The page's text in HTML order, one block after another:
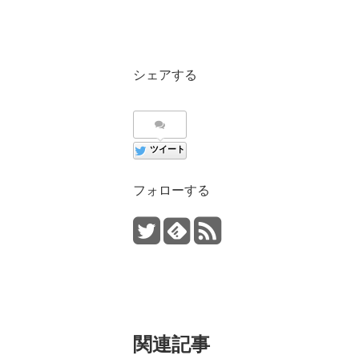
シェアする
ツイート
フォローする
関連記事